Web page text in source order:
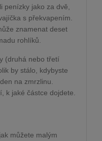
penízky jako za dvě,
s překvapením.
znamenat deset
rohlíků.
(druhá nebo třetí
by stálo, kdybyste
na zmrzlinu.
k jaké částce dojdete.
můžete malým